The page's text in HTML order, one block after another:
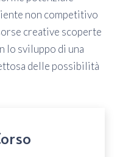
non competitivo
creative scoperte
lo sviluppo di una
delle possibilità